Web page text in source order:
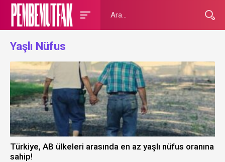
Yaşlı Nüfus
Türkiye, AB ülkeleri arasında en az yaşlı nüfus oranına
sahip!